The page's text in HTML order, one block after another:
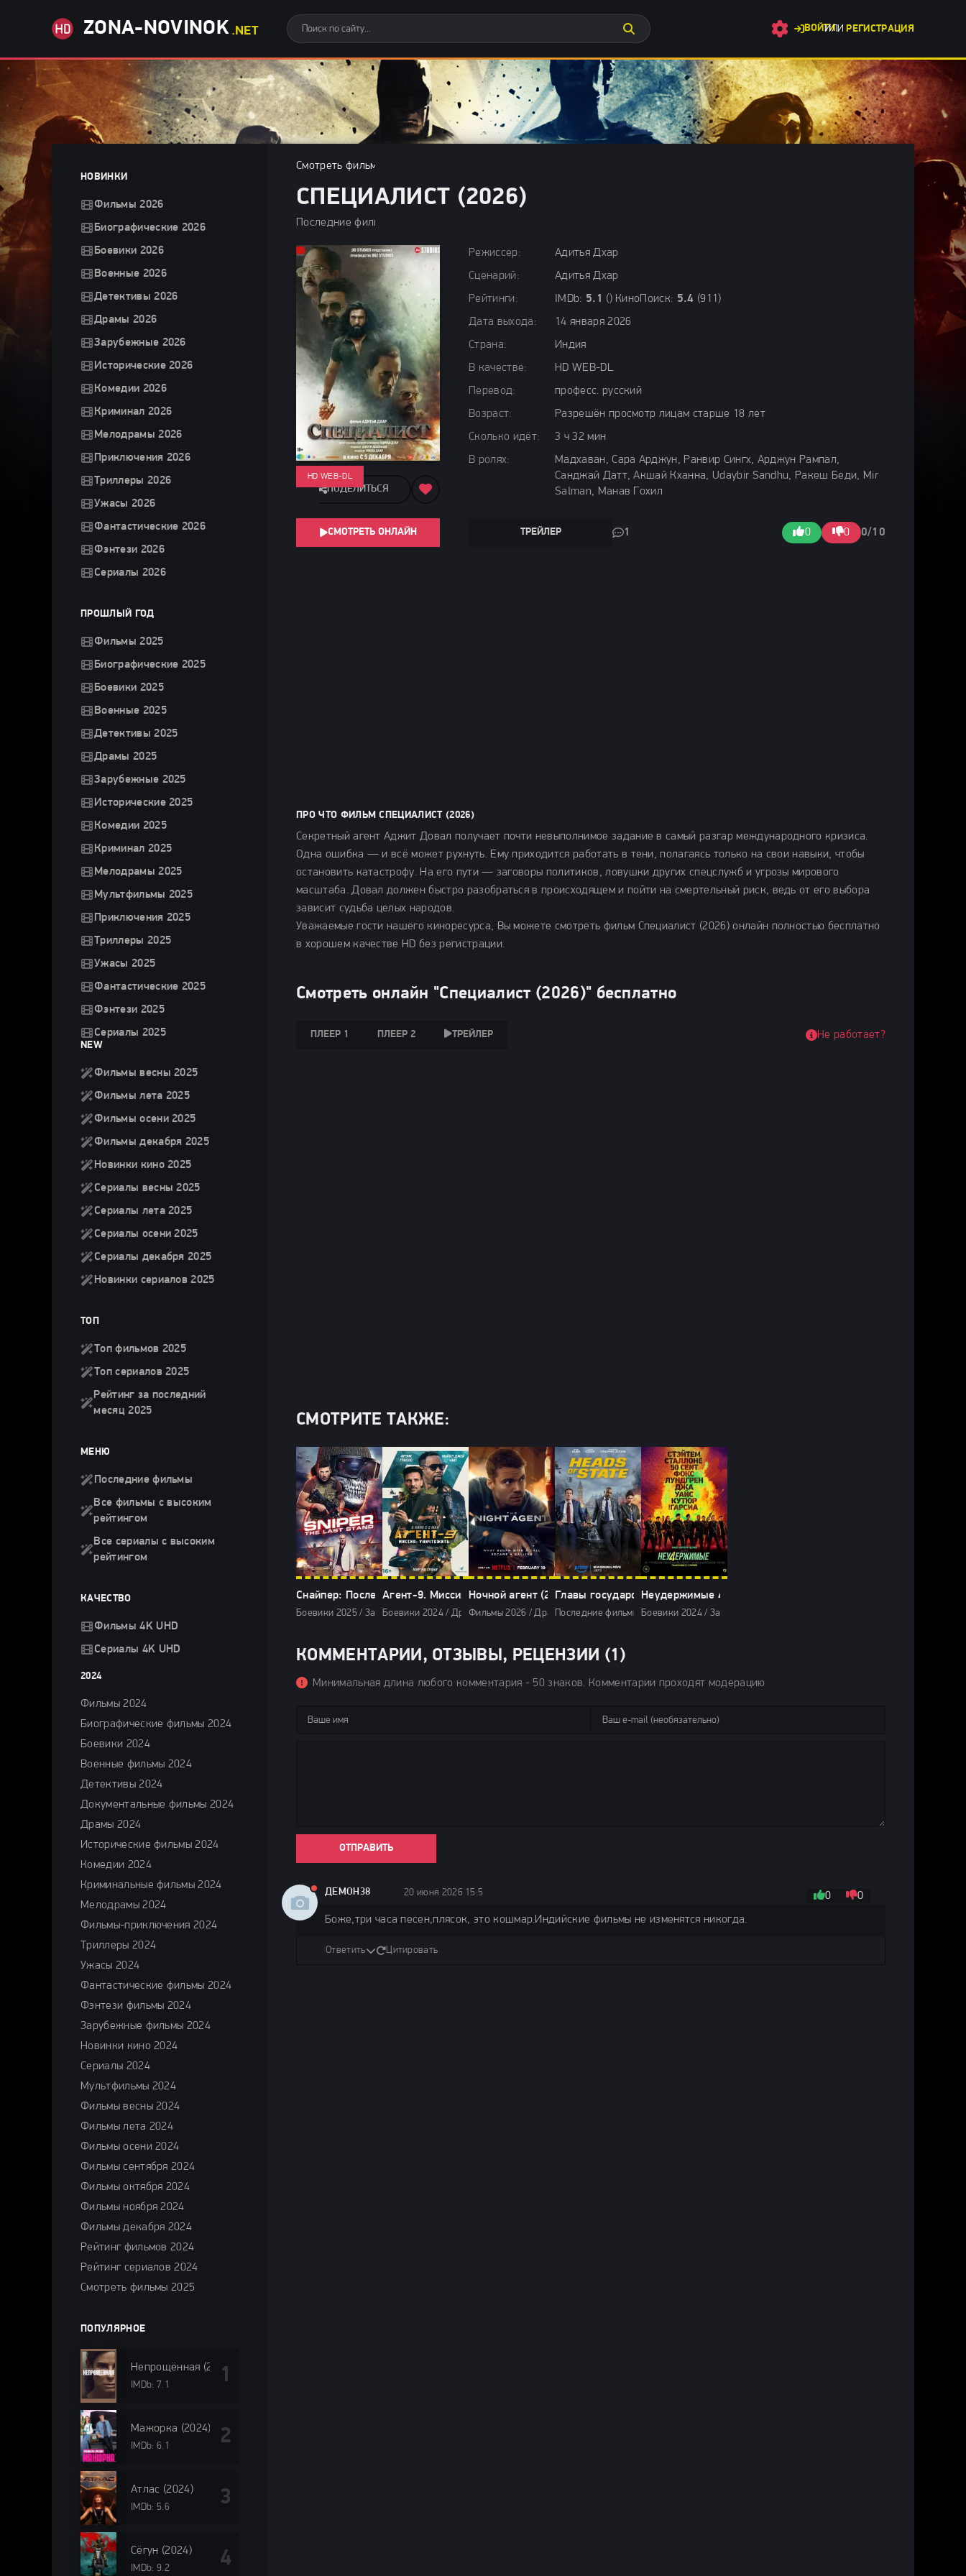
ZONA-NOVINOK .NET ВОЙТИ
ИЛИ РЕГИСТРАЦИЯ
Смотреть фильмы бесплатно
СПЕЦИАЛИСТ (2026)
Последние фильмы / Фильмы 2026 / Драмы 2026 / Боевики 2026 / Триллеры 2026 / Фильмы онлайн / Зарубежные фильмы 2026
Режиссер:
Адитья Дхар
Сценарий:
Адитья Дхар
Рейтинги:
IMDb: 5.1 () КиноПоиск: 5.4 (911)
Дата выхода:
14 января 2026
Страна:
Индия
В качестве:
HD WEB-DL
Перевод:
професс. русский
Возраст:
Разрешён просмотр лицам старше 18 лет
Сколько идёт:
3 ч 32 мин
В ролях:
Мадхаван, Сара Арджун, Ранвир Сингх, Арджун Рампал,
Санджай Датт, Акшай Кханна, Udaybir Sandhu, Ракеш Беди, Mir
Salman, Манав Гохил
ТРЕЙЛЕР 1 0 0 0/10
HD WEB-DL
ПОДЕЛИТЬСЯ
СМОТРЕТЬ ОНЛАЙН
ПРО ЧТО ФИЛЬМ СПЕЦИАЛИСТ (2026)
Секретный агент Аджит Довал получает почти невыполнимое задание в самый разгар международного кризиса.
Одна ошибка — и всё может рухнуть. Ему приходится работать в тени, полагаясь только на свои навыки, чтобы
остановить катастрофу. На его пути — заговоры политиков, ловушки других спецслужб и угрозы мирового
масштаба. Довал должен быстро разобраться в происходящем и пойти на смертельный риск, ведь от его выбора
зависит судьба целых народов.
Уважаемые гости нашего киноресурса, Вы можете смотреть фильм Специалист (2026) онлайн полностью бесплатно
в хорошем качестве HD без регистрации.
Смотреть онлайн "Специалист (2026)" бесплатно
ПЛЕЕР 1 ПЛЕЕР 2 ТРЕЙЛЕР Не работает?
СМОТРИТЕ ТАКЖЕ:
Снайпер: Последняя битва (2025)
Боевики 2025 / Зарубежные фильмы 2025 / Последние фильмы / Фильмы 2025 / Новинки кино 2025 / Фильмы онлайн
Агент-9. Миссия: уничтожить (2024)
Боевики 2024 / Драмы 2024 / Триллеры 2024 / Зарубежные фильмы 2024 / Новинки кино 2024 / Фильмы весны 2024 / Последние
Ночной агент (2026)
Фильмы 2026 / Драмы 2026 / Боевики 2026 / Детективы 2026 / Триллеры 2026 / Сериалы 2026 / Сериалы 4K UHD
Главы государств (2025)
Последние фильмы / Фильмы 2025 / Боевики 2025 / Комедии 2025 / Фильмы 4K UHD /
Неудержимые 4 (2024)
Боевики 2024 / Зарубежные фильмы 2024 / Новинки кино 2024 /
КОММЕНТАРИИ, ОТЗЫВЫ, РЕЦЕНЗИИ (1)
Минимальная длина любого комментария - 50 знаков. Комментарии проходят модерацию
ОТПРАВИТЬ
ДЕМОН38 20 июня 2026 15:52 0 0
Боже,три часа песен,плясок, это кошмар.Индийские фильмы не изменятся никогда.
Ответить Цитировать
НОВИНКИ
Фильмы 2026
Биографические 2026
Боевики 2026
Военные 2026
Детективы 2026
Драмы 2026
Зарубежные 2026
Исторические 2026
Комедии 2026
Криминал 2026
Мелодрамы 2026
Приключения 2026
Триллеры 2026
Ужасы 2026
Фантастические 2026
Фэнтези 2026
Сериалы 2026
ПРОШЛЫЙ ГОД
Фильмы 2025
Биографические 2025
Боевики 2025
Военные 2025
Детективы 2025
Драмы 2025
Зарубежные 2025
Исторические 2025
Комедии 2025
Криминал 2025
Мелодрамы 2025
Мультфильмы 2025
Приключения 2025
Триллеры 2025
Ужасы 2025
Фантастические 2025
Фэнтези 2025
Сериалы 2025
NEW
Фильмы весны 2025
Фильмы лета 2025
Фильмы осени 2025
Фильмы декабря 2025
Новинки кино 2025
Сериалы весны 2025
Сериалы лета 2025
Сериалы осени 2025
Сериалы декабря 2025
Новинки сериалов 2025
ТОП
Топ фильмов 2025
Топ сериалов 2025
Рейтинг за последний
месяц 2025
МЕНЮ
Последние фильмы
Все фильмы с высоким
рейтингом
Все сериалы с высоким
рейтингом
КАЧЕСТВО
Фильмы 4K UHD
Сериалы 4K UHD
2024
Фильмы 2024
Биографические фильмы 2024
Боевики 2024
Военные фильмы 2024
Детективы 2024
Документальные фильмы 2024
Драмы 2024
Исторические фильмы 2024
Комедии 2024
Криминальные фильмы 2024
Мелодрамы 2024
Фильмы-приключения 2024
Триллеры 2024
Ужасы 2024
Фантастические фильмы 2024
Фэнтези фильмы 2024
Зарубежные фильмы 2024
Новинки кино 2024
Сериалы 2024
Мультфильмы 2024
Фильмы весны 2024
Фильмы лета 2024
Фильмы осени 2024
Фильмы сентября 2024
Фильмы октября 2024
Фильмы ноября 2024
Фильмы декабря 2024
Рейтинг фильмов 2024
Рейтинг сериалов 2024
Смотреть фильмы 2025
ПОПУЛЯРНОЕ
Непрощённая (2024)
IMDb: 7.1
Мажорка (2024)
IMDb: 6.1
Атлас (2024)
IMDb: 5.6
Сёгун (2024)
IMDb: 9.2